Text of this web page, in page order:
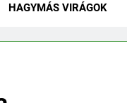
HAGYMÁS VIRÁGOK